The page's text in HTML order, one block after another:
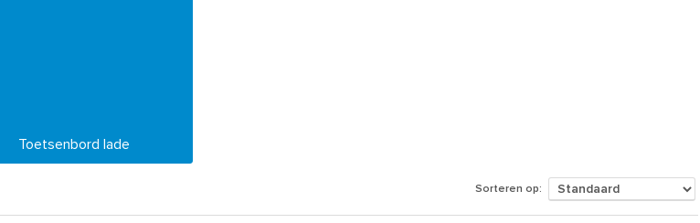
Toetsenbord lade
Sorteren op: